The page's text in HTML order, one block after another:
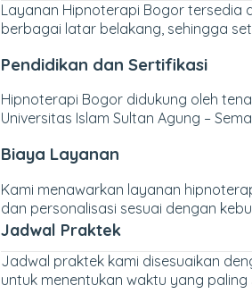
Layanan Hipnoterapi Bogor tersedia
berbagai latar belakang, sehingga
Pendidikan dan Sertifikasi
Hipnoterapi Bogor didukung oleh
Universitas Islam Sultan Agung –
Biaya Layanan
Kami menawarkan layanan
dan personalisasi sesuai dengan
Jadwal Praktek
Jadwal praktek kami disesuaikan
untuk menentukan waktu yang